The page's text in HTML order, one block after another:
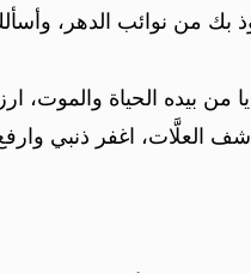
بك من نوائب الدهر،
بيده الحياة والموت،
العلَّات، اغفر ذنبي